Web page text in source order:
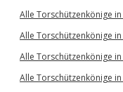
Alle Torschützenkönige
Alle Torschützenkönige in
Alle Torschützenkönige in
Alle Torschützenkönige